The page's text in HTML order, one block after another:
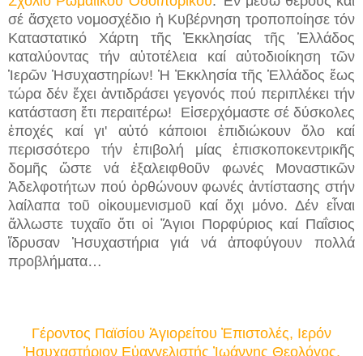
σέ ἄσχετο νομοσχέδιο ἡ Κυβέρνηση τροποποίησε τόν
Καταστατικό Χάρτη τῆς Ἐκκλησίας τῆς Ἑλλάδος
καταλύοντας τήν αὐτοτέλεια καί αὐτοδιοίκηση τῶν
Ἱερῶν Ἡσυχαστηρίων! Ἡ Ἐκκλησία τῆς Ἑλλάδος ἕως
τώρα δέν ἔχει ἀντιδράσει γεγονός πού περιπλέκει τήν
κατάσταση ἔτι περαιτέρω! Εἰσερχόμαστε σέ δύσκολες
ἐποχές καί γι' αὐτό κάποιοι ἐπιδιώκουν ὅλο καί
περισσότερο τήν ἐπιβολή μίας ἐπισκοποκεντρικῆς
δομῆς ὥστε νά ἐξαλειφθοῦν φωνές Μοναστικῶν
Ἀδελφοτήτων πού ὀρθώνουν φωνές ἀντίστασης στήν
λαίλαπα τοῦ οἰκουμενισμοῦ καί ὄχι μόνο. Δέν εἶναι
ἄλλωστε τυχαῖο ὅτι οἱ Ἅγιοι Πορφύριος καί Παΐσιος
ἵδρυσαν Ἡσυχαστήρια γιά νά ἀποφύγουν πολλά
προβλήματα…
Γέροντος Παϊσίου Ἁγιορείτου Ἐπιστολές, Ιερόν
Ἡσυχαστήριον Εὐαγγελιστής Ἰωάννης Θεολόγος,